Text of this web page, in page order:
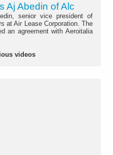
Aj Abedin of Alc
senior vice president of
at Air Lease Corporation. The
an agreement with Aeroitalia
videos